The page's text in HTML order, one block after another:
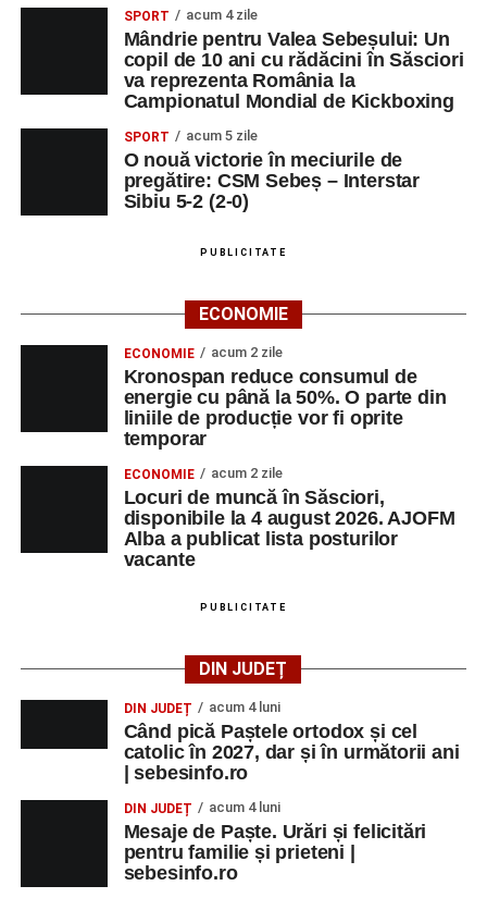
SPORT acum 4 zile
Mândrie pentru Valea Sebeșului: Un
copil de 10 ani cu rădăcini în Săsciori
va reprezenta România la
Campionatul Mondial de Kickboxing
SPORT acum 5 zile
O nouă victorie în meciurile de
pregătire: CSM Sebeș – Interstar
Sibiu 5-2 (2-0)
PUBLICITATE
ECONOMIE
ECONOMIE acum 2 zile
Kronospan reduce consumul de
energie cu până la 50%. O parte din
liniile de producție vor fi oprite
temporar
ECONOMIE acum 2 zile
Locuri de muncă în Săsciori,
disponibile la 4 august 2026. AJOFM
Alba a publicat lista posturilor
vacante
PUBLICITATE
DIN JUDEȚ
DIN JUDEȚ acum 4 luni
Când pică Paștele ortodox și cel
catolic în 2027, dar și în următorii ani
| sebesinfo.ro
DIN JUDEȚ acum 4 luni
Mesaje de Paște. Urări și felicitări
pentru familie și prieteni |
sebesinfo.ro